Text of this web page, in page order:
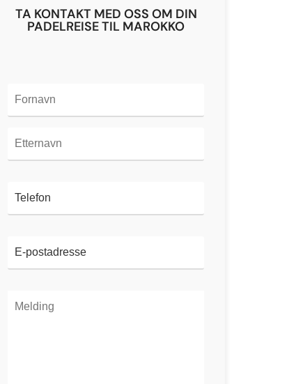
TA KONTAKT MED OSS OM DIN
PADELREISE TIL MAROKKO
feltet stå
tomt.